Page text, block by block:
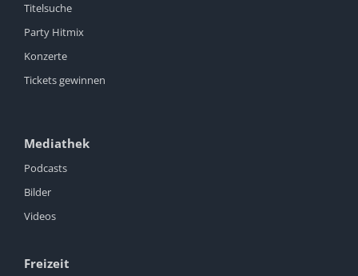
Titelsuche
Party Hitmix
Konzerte
Tickets gewinnen
Mediathek
Podcasts
Bilder
Videos
Freizeit